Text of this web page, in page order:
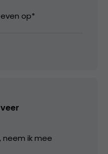
op*
ik mee